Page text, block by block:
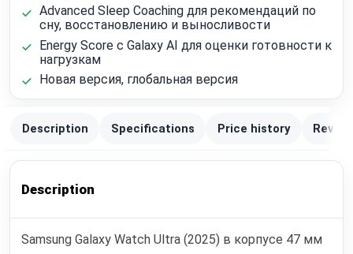
Advanced Sleep Coaching для рекомендаций по
сну, восстановлению и выносливости
Energy Score с Galaxy AI для оценки готовности к
нагрузкам
Новая версия, глобальная версия
Description Specifications Price history
Description
Samsung Galaxy Watch Ultra (2025) в корпусе 47 мм